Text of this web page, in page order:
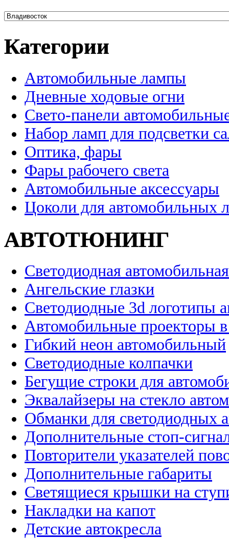
Категории
Автомобильные лампы
Дневные ходовые огни
Свето-панели
Набор ламп для подсветки
Оптика, фары
Фары рабочего света
Автомобильные аксессуары
Цоколи для автомобильных
АВТОТЮНИНГ
Светодиодная
Ангельские глазки
Светодиодные 3d логотипы
Автомобильные проекторы
Гибкий неон автомобильный
Светодиодные колпачки
Бегущие строки для
Эквалайзеры на стекло
Обманки для светодиодных
Дополнительные стоп-
Повторители указателей
Дополнительные габариты
Светящиеся крышки на
Накладки на капот
Детские автокресла